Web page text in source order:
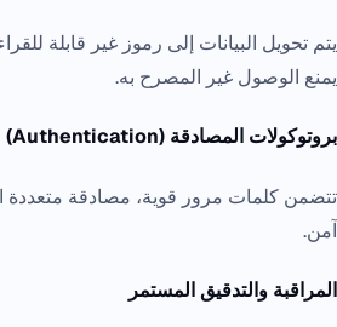
يتم تحويل البيانات إلى رموز غير قابلة
يمنع الوصول غير المصرح به.
بروتوكولات المصادقة (Authentication)
تتضمن كلمات مرور قوية، مصادقة متعددة
آمن.
المراقبة والتدقيق المستمر